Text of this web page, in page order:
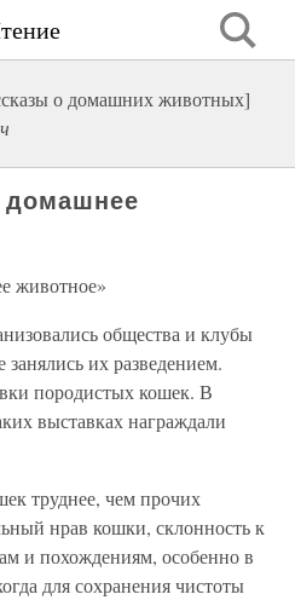
о домашних животных]
домашнее
животное»
общества и клубы
их разведением.
породистых кошек. В
выставках награждали
труднее, чем прочих
нрав кошки, склонность к
и похождениям, особенно в
для сохранения чистоты